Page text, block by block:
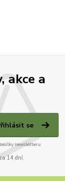
akce a
se
newsletteru.
14 dní.